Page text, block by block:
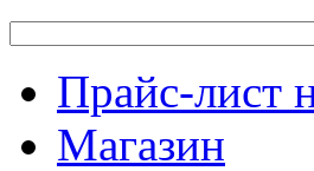
Прайс-лист
Магазин